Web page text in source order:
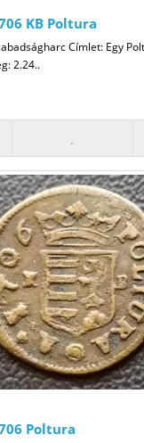
KB Poltura
Címlet: Egy
2.24..
Poltura